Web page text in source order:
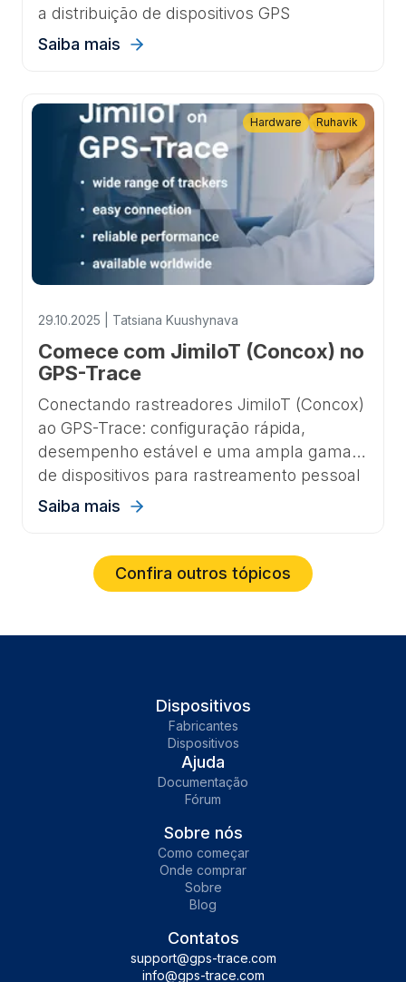
a distribuição de dispositivos GPS
conectados por fabricante, identificamos
tendências, como o aumento de
rastreadores 4G e com Bluetooth.
Saiba mais
29.10.2025 | Tatsiana Kuushynava
Comece com JimiIoT (Concox) no
GPS-Trace
Conectando rastreadores JimiIoT (Concox)
ao GPS-Trace: configuração rápida,
desempenho estável e uma ampla gama
de dispositivos para rastreamento pessoal
e empresarial.
Saiba mais
Hardware Ruhavik
Confira outros tópicos
Dispositivos
Fabricantes
Dispositivos
Ajuda
Documentação
Fórum
Sobre nós
Como começar
Onde comprar
Sobre
Blog
Contatos
support@gps-trace.com
info@gps-trace.com